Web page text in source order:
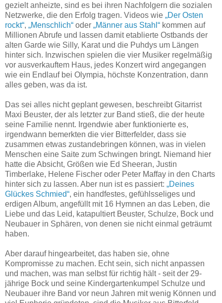
gezielt anheizte, sind es bei ihren Nachfolgern die sozialen
Netzwerke, die den Erfolg tragen. Videos wie „Der Osten
rockt“, „Menschlich“ oder „Männer aus Stahl“ kommen auf
Millionen Abrufe und lassen damit etablierte Ostbands der
alten Garde wie Silly, Karat und die Puhdys um Längen
hinter sich. Inzwischen spielen die vier Musiker regelmäßig
vor ausverkauftem Haus, jedes Konzert wird angegangen
wie ein Endlauf bei Olympia, höchste Konzentration, dann
alles geben, was da ist.
Das sei alles nicht geplant gewesen, beschreibt Gitarrist
Maxi Beuster, der als letzter zur Band stieß, die der heute
seine Familie nennt. Irgendwie aber funktionierte es,
irgendwann bemerkten die vier Bitterfelder, dass sie
zusammen etwas zustandebringen können, was in vielen
Menschen eine Saite zum Schwingen bringt. Niemand hier
hatte die Absicht, Größen wie Ed Sheeran, Justin
Timberlake, Helene Fischer oder Peter Maffay in den Charts
hinter sich zu lassen. Aber nun ist es passiert: „Deines
Glückes Schmied“, ein handfestes, gefühlsseliges und
erdigen Album, angefüllt mit 16 Hymnen an das Leben, die
Liebe und das Leid, katapultiert Beuster, Schulze, Bock und
Neubauer in Sphären, von denen sie nicht einmal geträumt
haben.
Aber darauf hingearbeitet, das haben sie, ohne
Kompromisse zu machen. Echt sein, sich nicht anpassen
und machen, was man selbst für richtig hält - seit der 29-
jährige Bock und seine Kindergartenkumpel Schulze und
Neubauer ihre Band vor neun Jahren mit wenig Können und